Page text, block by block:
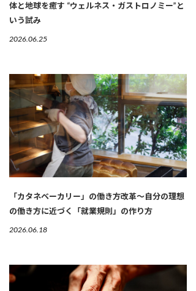
体と地球を癒す “ウェルネス・ガストロノミー”と
いう試み
2026.06.25
「カタネベーカリー」の働き方改革～自分の理想
の働き方に近づく「就業規則」の作り方
2026.06.18